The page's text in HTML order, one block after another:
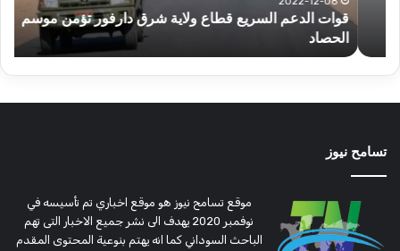
قوات الدعم السريع قطاع ولاية شرق دارفور تؤمن موسم
الحصاد
تسامح نيوز
موقع تسامح نيوز هو موقع اخباري تم تأسيسه في
نوفمبر 2020 يهدف الى نشر جميع الاخبار التى تهم
الباحث السوداني كما انه يهتم بنوعية المحتوى المقدم